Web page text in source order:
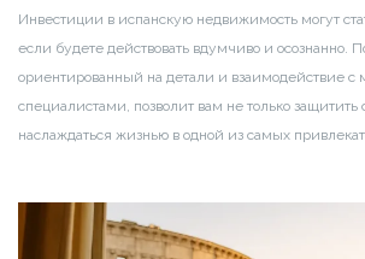
Инвестиции в испанскую недвижимость могут
если будете действовать вдумчиво и осознанно.
ориентированный на детали и взаимодействие с
специалистами, позволит вам не только
наслаждаться жизнью в одной из самых